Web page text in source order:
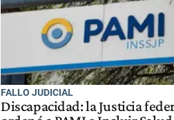
FALLO JUDICIAL
Discapacidad: la Justicia